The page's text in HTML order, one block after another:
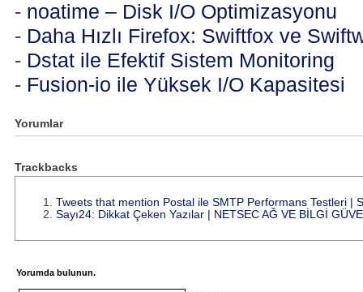
- noatime – Disk I/O Optimizasyonu
- Daha Hızlı Firefox: Swiftfox ve
- Dstat ile Efektif Sistem Monitoring
- Fusion-io ile Yüksek I/O Kapasitesi
Yorumlar
Trackbacks
Tweets that mention Postal ile SMTP Performans Testleri |
Sayı24: Dikkat Çeken Yazılar | NETSEC AĞ VE BİLGİ
Yorumda bulunun.